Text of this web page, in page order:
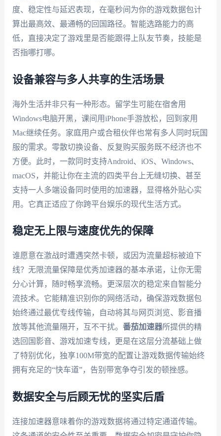
度、稳定性与延迟表现，在毫秒间为你的游戏数据包计
算出最高效、最通畅的回国路径。智能选路能力的高
低，直接决定了游戏里是否能跟得上队友节奏，技能是
否指哪打哪。
设备兼容与多人共享的生活场景
海外生活并非只有一种形态。留学生可能在宿舍用
Windows电脑开黑，课间用iPhone手游放松，回到家用
Mac继续任务。家庭用户或合租伙伴也常有多人同时玩国
服的需求。零散切换设备、反复购买服务既不经济也不
方便。此时，一款同时支持Android、iOS、Windows、
macOS，并能让你在主流的四类平台上无缝切换、甚至
支持一人多端设备同时使用的加速器，显得格外贴心实
用。它真正适应了你跨平台娱乐的现代生活方式。
稳定无上限与速度优先的保障
谁愿意在激战时遭遇突然卡顿，或因为流量超标被迫下
线？无限流量保障是优秀加速器的基本承诺，让你无需
分心计算，随时畅享流畅。更深层次的稳定来自智能分
流技术。它能精准识别你的网络活动，确保游戏数据包
始终通过最优专线传输，自动将其与网页浏览、影音播
放等其他流量隔开，互不干扰。 番茄加速器所提供的精
选回国影音、游戏加速专线，更是在这层分流基础上做
了特别优化，独享100M带宽的配置让游戏数据传输始终
拥有充足的“快车道”，告别带宽争夺引发的顿挫感。
数据安全与后顾无忧的坚实后盾
连接加速器意味着你的游戏数据将通过特定通道传输。